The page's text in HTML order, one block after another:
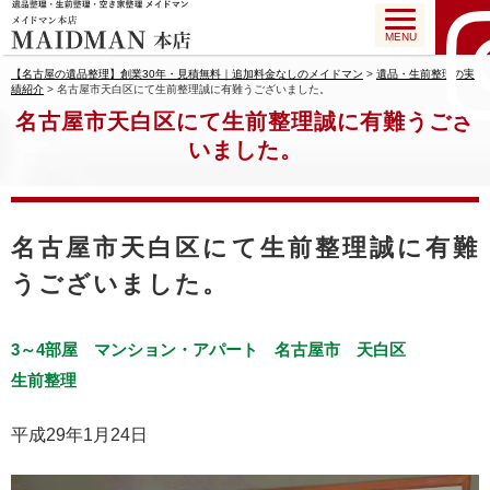
MENU
【名古屋の遺品整理】創業30年・見積無料｜追加料金なしのメイドマン > 遺品・生前整理の実
績紹介 > 名古屋市天白区にて生前整理誠に有難うございました。
名古屋市天白区にて生前整理誠に有難うござ
いました。
名古屋市天白区にて生前整理誠に有難
うございました。
3～4部屋 マンション・アパート 名古屋市
天白区
生前整理
平成29年1月24日